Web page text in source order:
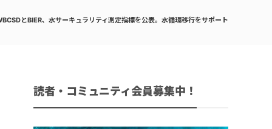
とBIER、水サーキュラリティ測定指標を公表。水循環移行をサポート
読者・コミュニティ会員募集中！